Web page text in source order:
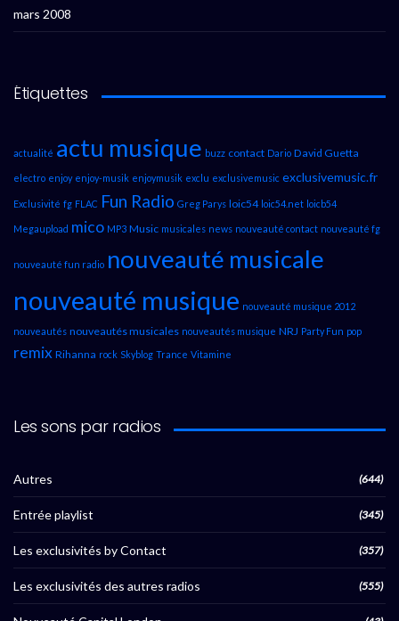
mars 2008
Étiquettes
actualité actu musique buzz contact Dario David Guetta
electro enjoy enjoy-musik enjoymusik exclu exclusivemusic exclusivemusic.fr
Exclusivité fg FLAC Fun Radio Greg Parys loic54 loic54.net loicb54
Megaupload mico MP3 Music musicales news nouveauté contact nouveauté fg
nouveauté fun radio nouveauté musicale
nouveauté musique nouveauté musique 2012
nouveautés nouveautés musicales nouveautés musique NRJ Party Fun pop
remix Rihanna rock Skyblog Trance Vitamine
Les sons par radios
Autres (644)
Entrée playlist (345)
Les exclusivités by Contact (357)
Les exclusivités des autres radios (555)